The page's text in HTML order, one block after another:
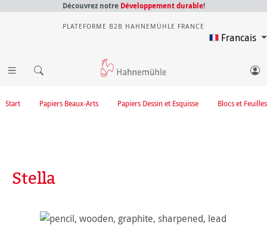
Découvrez notre Développement durable!
PLATEFORME B2B HAHNEMÜHLE FRANCE
Francais
Blocs et Feuilles
Papiers Dessin et Esquisse
Papiers Beaux-Arts
Start
Stella
Ignorer la galerie d'images